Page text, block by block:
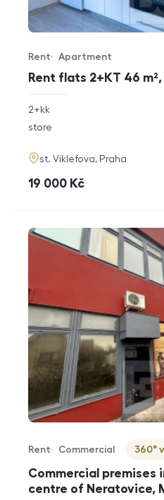
Rent flats 2+KT 46
Offer type
Rent
Property type
Apartment
rozměry
disposition
2+kk
funkce
store
adresa
st. Viklefova, Praha
cena
19 000 Kč
Commercial premises
centre of Neratovice,
Offer type
Rent
Property type
Commercial
Virtuální prohlídka
360°